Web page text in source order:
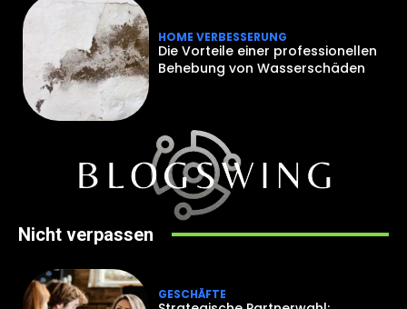
HOME VERBESSERUNG
Die Vorteile einer professionellen
Behebung von Wasserschäden
Nicht verpassen
GESCHÄFTE